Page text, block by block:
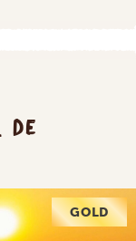
DE
GOLD